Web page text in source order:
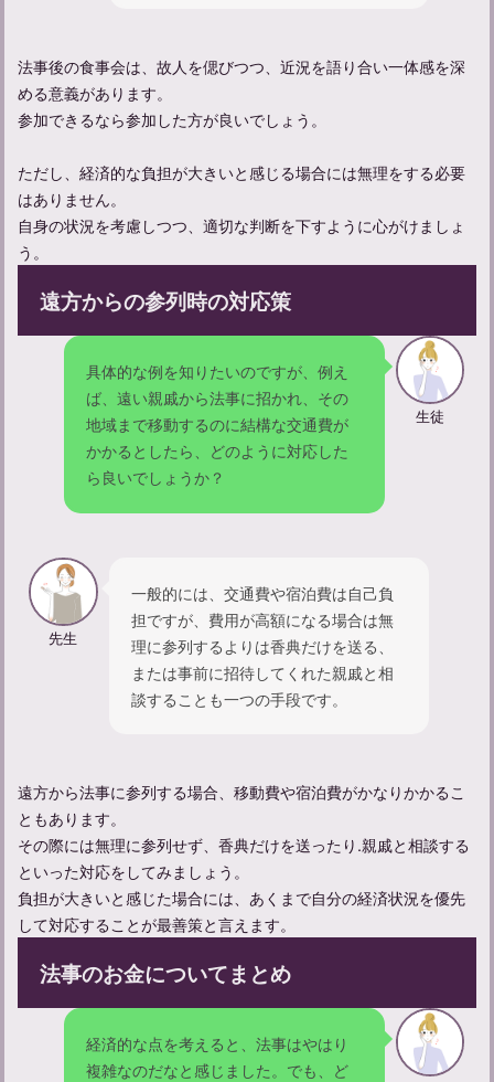
忌中やってはいけないことについて解説
適切な遺体管理のポイントと安置場所選び、その重要性とは
法事後の食事会は、故人を偲びつつ、近況を語り合い一体感を深
める意義があります。
参加できるなら参加した方が良いでしょう。
ただし、経済的な負担が大きいと感じる場合には無理をする必要
はありません。
自身の状況を考慮しつつ、適切な判断を下すように心がけましょ
う。
遠方からの参列時の対応策
具体的な例を知りたいのですが、例え
ば、遠い親戚から法事に招かれ、その
地域まで移動するのに結構な交通費が
かかるとしたら、どのように対応した
ら良いでしょうか？
生徒
先生
一般的には、交通費や宿泊費は自己負
担ですが、費用が高額になる場合は無
理に参列するよりは香典だけを送る、
または事前に招待してくれた親戚と相
談することも一つの手段です。
遠方から法事に参列する場合、移動費や宿泊費がかなりかかるこ
ともあります。
その際には無理に参列せず、香典だけを送ったり.親戚と相談する
といった対応をしてみましょう。
負担が大きいと感じた場合には、あくまで自分の経済状況を優先
して対応することが最善策と言えます。
法事のお金についてまとめ
経済的な点を考えると、法事はやはり
複雑なのだなと感じました。でも、ど